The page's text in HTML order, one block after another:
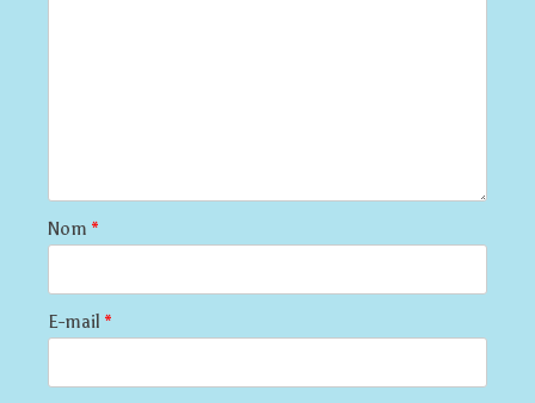
Nom *
E-mail *